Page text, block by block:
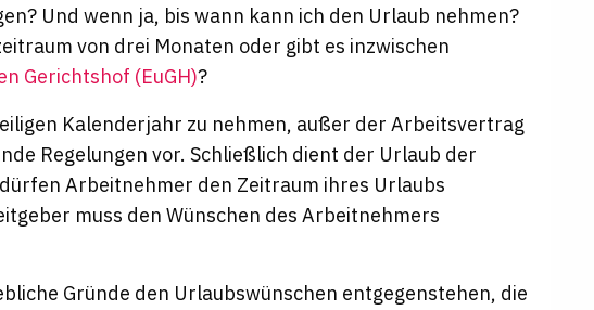
Und wenn ja, bis wann kann ich den Urlaub nehmen?
von drei Monaten oder gibt es inzwischen
Gerichtshof (EuGH)?
Kalenderjahr zu nehmen, außer der Arbeitsvertrag
Regelungen vor. Schließlich dient der Urlaub der
Arbeitnehmer den Zeitraum ihres Urlaubs
muss den Wünschen des Arbeitnehmers
Gründe den Urlaubswünschen entgegenstehen, die